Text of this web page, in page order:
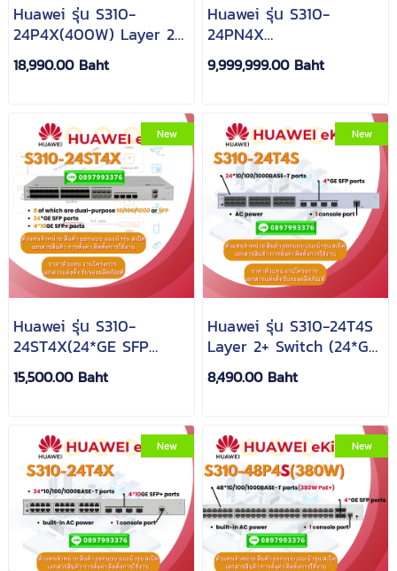
Huawei รุ่น S310-
24P4X(400W) Layer 2+
Switch
(24*10/100/1000/2.5GBASE-
built-in AC power)
18,990.00 Baht
Huawei รุ่น S310-
24PN4X
(24*10/100/1000/
T ports(400W PoE+),
9,999,999.00 Baht
New
Huawei รุ่น S310-
24ST4X(24*GE SFP
ports, 8 of which are
dual-purpose
built-in AC power)
15,500.00 Baht
New
Huawei รุ่น S310-24T4S
Layer 2+ Switch (24*GE
ports, 4*GE SFP ports,
AC power)
8,490.00 Baht
New New